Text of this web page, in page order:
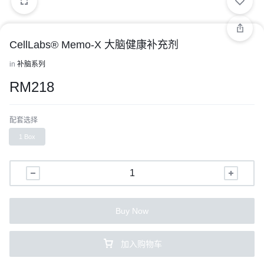
CellLabs® Memo-X 大脑健康补充剂
in 补脑系列
RM218
配套选择
1 Box
加入购物车
Buy Now